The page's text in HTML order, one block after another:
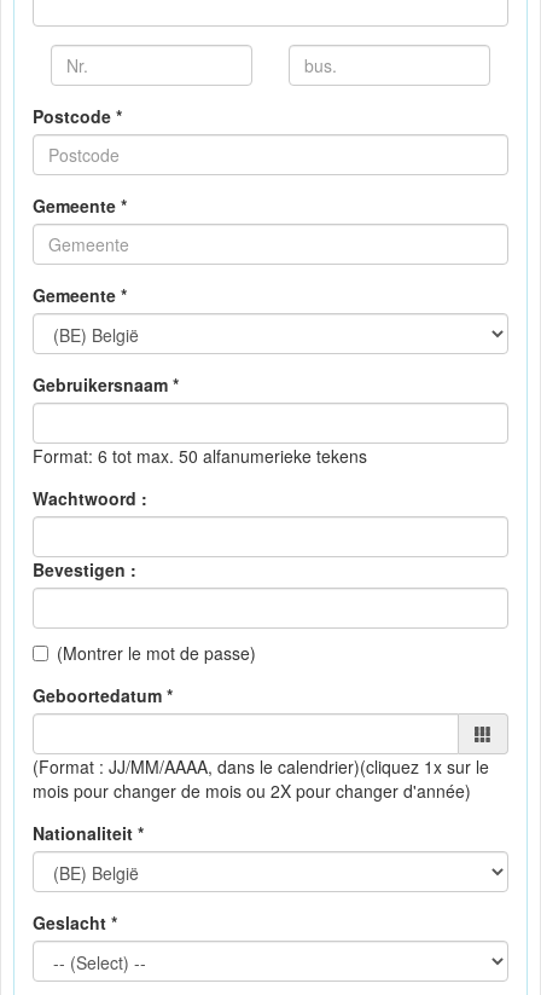
Postcode *
Gemeente *
Gemeente *
Gebruikersnaam *
Format: 6 tot max. 50 alfanumerieke tekens
Wachtwoord :
Bevestigen :
(Montrer le mot de passe)
Geboortedatum *
(Format : JJ/MM/AAAA, dans le calendrier)(cliquez 1x sur le
mois pour changer de mois ou 2X pour changer d'année)
Nationaliteit *
Geslacht *